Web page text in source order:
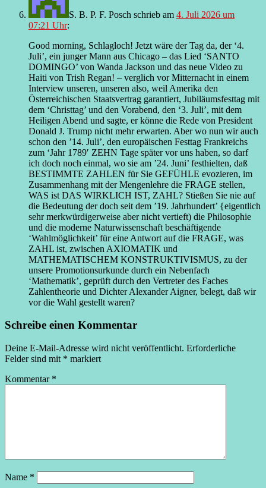
S. B. P. F. Posch schrieb am 4. Juli 2026 um
07:21 Uhr:
Good morning, Schlagloch! Jetzt wäre der Tag da, der ‘4.
Juli’, ein junger Mann aus Chicago – das Lied ‘SANTO
DOMINGO’ von Wanda Jackson und das neue Video zu
Haiti von Trish Regan! – verglich vor Mitternacht in einem
Interview unseren, unseren also, weil Amerika den
Österreichischen Staatsvertrag garantiert, Jubiläumsfesttag mit
dem ‘Christtag’ und den Vorabend, den ‘3. Juli’, mit dem
Heiligen Abend und sagte, er könne die Rede von President
Donald J. Trump nicht mehr erwarten. Aber wo nun wir auch
schon den ’14. Juli’, den europäischen Festtag Frankreichs
zum ‘Jahr 1789′ ZEHN Tage später vor uns haben, so darf
ich doch noch einmal, wo sie am ’24. Juni’ festhielten, daß
BESTIMMTE ZAHLEN für Sie GEFÜHLE evozieren, im
Zusammenhang mit der Mengenlehre die FRAGE stellen,
WAS ist DAS WIRKLICH IST, ZAHL? Stießen Sie nie auf
die Bedeutung der doch seit dem ’19. Jahrhundert’ {eigentlich
sehr merkwürdigerweise aber nicht vertieft) die Philosophie
und die moderne Naturwissenschaft beschäftigende
‘Wahlmöglichkeit’ für eine Antwort auf die FRAGE, was
ZAHL ist, zwischen AXIOMATIK und
MATHEMATISCHEM KONSTRUKTIVISMUS, zu der
unsere Promotionsurkunde durch ein Nebenfach
‘Mathematik’, geprüft durch den Vertreter des Faches
Zahlentheorie und Dichter Alexander Aigner, belegt, daß wir
vor die Wahl gestellt waren?
Schreibe einen Kommentar
Deine E-Mail-Adresse wird nicht veröffentlicht. Erforderliche
Felder sind mit * markiert
Kommentar *
Name *